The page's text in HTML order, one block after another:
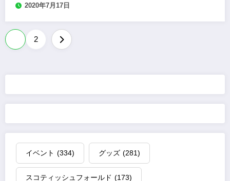
2020年7月17日
投
ペ
ー
ジ
送
2
イベント (334) グッズ (281)
スコティッシュフォールド (173)